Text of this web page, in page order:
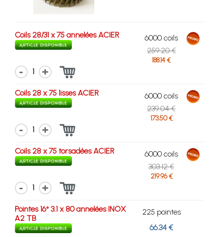
Coils 28/31 x 75 annelées ACIER
6000 coils
259.20 €
188.14 €
1
Coils 28 x 75 lisses ACIER
6000 coils
239.04 €
173.50 €
1
Coils 28 x 75 torsadées ACIER
6000 coils
303.12 €
219.96 €
1
Pointes 16° 3.1 x 80 annelées INOX
A2 TB
225 pointes
66.34 €